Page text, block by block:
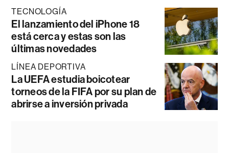
TECNOLOGÍA
El lanzamiento del iPhone 18
está cerca y estas son las
últimas novedades
LÍNEA DEPORTIVA
La UEFA estudia boicotear
torneos de la FIFA por su plan de
abrirse a inversión privada